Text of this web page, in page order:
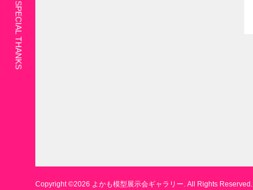
SPECIAL THANKS
Copyright ©2026 よかも模型展示会ギャラリー. All Rights Reserved.